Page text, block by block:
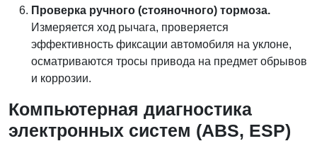
Проверка ручного (стояночного) тормоза.
Измеряется ход рычага, проверяется
эффективность фиксации автомобиля на уклоне,
осматриваются тросы привода на предмет обрывов
и коррозии.
Компьютерная диагностика
электронных систем (ABS, ESP)